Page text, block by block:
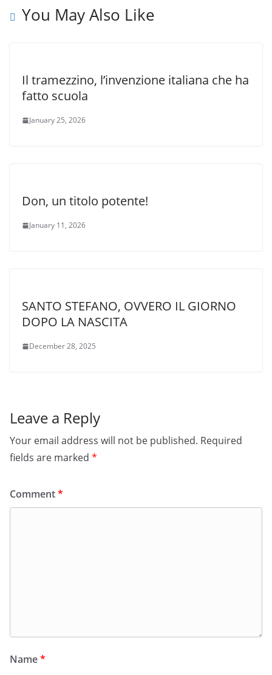
You May Also Like
Il tramezzino, l’invenzione italiana che ha
fatto scuola
January 25, 2026
Don, un titolo potente!
January 11, 2026
SANTO STEFANO, OVVERO IL GIORNO
DOPO LA NASCITA
December 28, 2025
Leave a Reply
Your email address will not be published. Required
fields are marked *
Comment*
Name*